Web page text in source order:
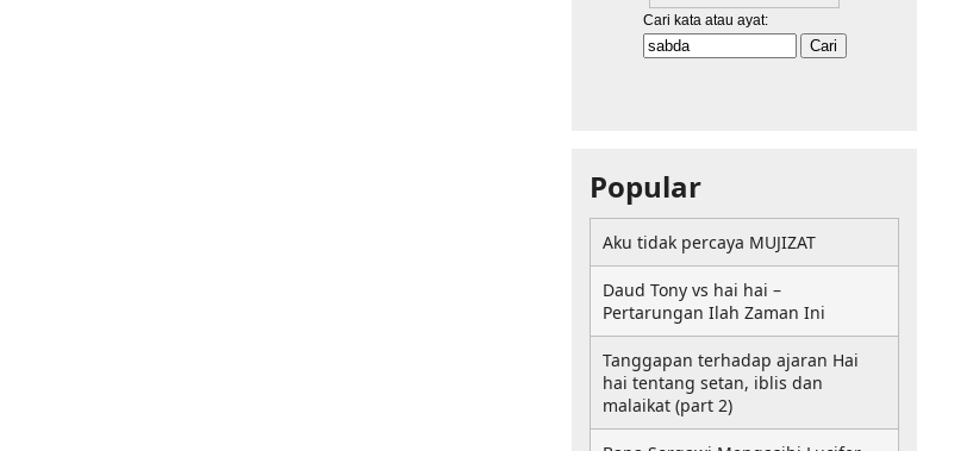
Popular
Aku tidak percaya MUJIZAT
Daud Tony vs hai hai –
Pertarungan Ilah Zaman Ini
Tanggapan terhadap ajaran Hai
hai tentang setan, iblis dan
malaikat (part 2)